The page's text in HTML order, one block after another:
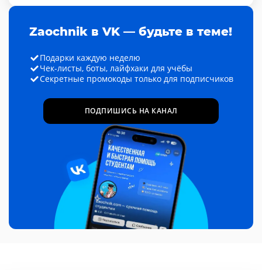
Zaochnik в VK — будьте в теме!
Подарки каждую неделю
Чек-листы, боты, лайфхаки для учёбы
Секретные промокоды только для подписчиков
ПОДПИШИСЬ НА КАНАЛ